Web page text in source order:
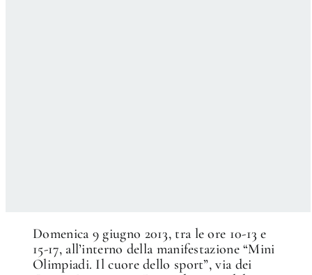
Domenica 9 giugno 2013, tra le ore 10-13 e
15-17, all’interno della manifestazione “Mini
Olimpiadi. Il cuore dello sport”, via dei